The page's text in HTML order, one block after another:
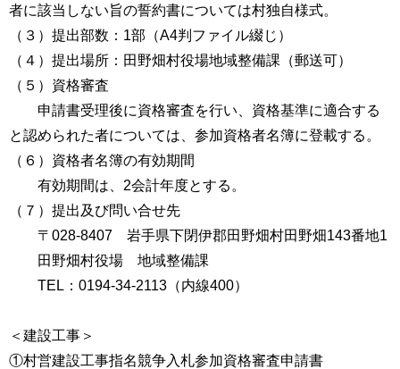
者に該当しない旨の誓約書については村独自様式。
（３）提出部数：1部（A4判ファイル綴じ）
（４）提出場所：田野畑村役場地域整備課（郵送可）
（５）資格審査
申請書受理後に資格審査を行い、資格基準に適合する
と認められた者については、参加資格者名簿に登載する。
（６）資格者名簿の有効期間
有効期間は、2会計年度とする。
（７）提出及び問い合せ先
〒028-8407 岩手県下閉伊郡田野畑村田野畑143番地1
田野畑村役場 地域整備課
TEL：0194-34-2113（内線400）
＜建設工事＞
①村営建設工事指名競争入札参加資格審査申請書